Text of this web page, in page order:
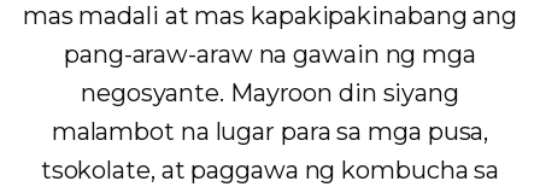
mas madali at mas kapakipakinabang ang
pang-araw-araw na gawain ng mga
negosyante. Mayroon din siyang
malambot na lugar para sa mga pusa,
tsokolate, at paggawa ng kombucha sa